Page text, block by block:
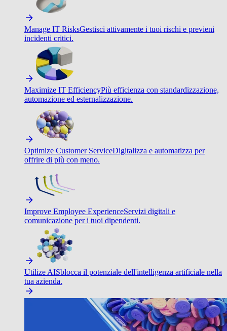
Manage IT RisksGestisci attivamente i tuoi rischi e previeni
incidenti critici.
Maximize IT EfficiencyPiù efficienza con standardizzazione,
automazione ed esternalizzazione.
Optimize Customer ServiceDigitalizza e automatizza per
offrire di più con meno.
Improve Employee ExperienceServizi digitali e
comunicazione per i tuoi dipendenti.
Utilize AISblocca il potenziale dell'intelligenza artificiale nella
tua azienda.